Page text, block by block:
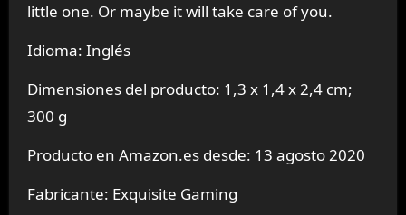
little one. Or maybe it will take care of you.
Idioma: Inglés
Dimensiones del producto: 1,3 x 1,4 x 2,4 cm;
300 g
Producto en Amazon.es desde: 13 agosto 2020
Fabricante: Exquisite Gaming